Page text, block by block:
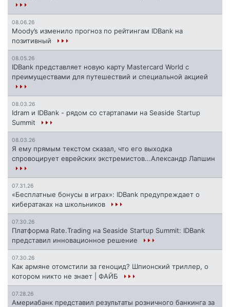
08.06.26
Moody’s изменило прогноз по рейтингам IDBank на
позитивный
08.05.26
IDBank представляет новую карту Mastercard World с
преимуществами для путешествий и специальной акцией
08.03.26
Idram и IDBank - рядом со стартапами на Seaside Startup
Summit
08.03.26
Я ему прямым текстом сказал, что его выходка
спровоцирует еврейских экстремистов...Александр Лапшин
07.31.26
«Бесплатные бонусы в играх»: IDBank предупреждает о
кибератаках на школьников
07.30.26
Платформа Rate.Trading на Seaside Startup Summit: IDBank
представил инновационное решение
07.30.26
Как армяне отомстили за геноцид? Шпионский триллер, о
котором никто не знает | ФАЙБ
07.28.26
Америабанк представил результаты розничного банкинга за